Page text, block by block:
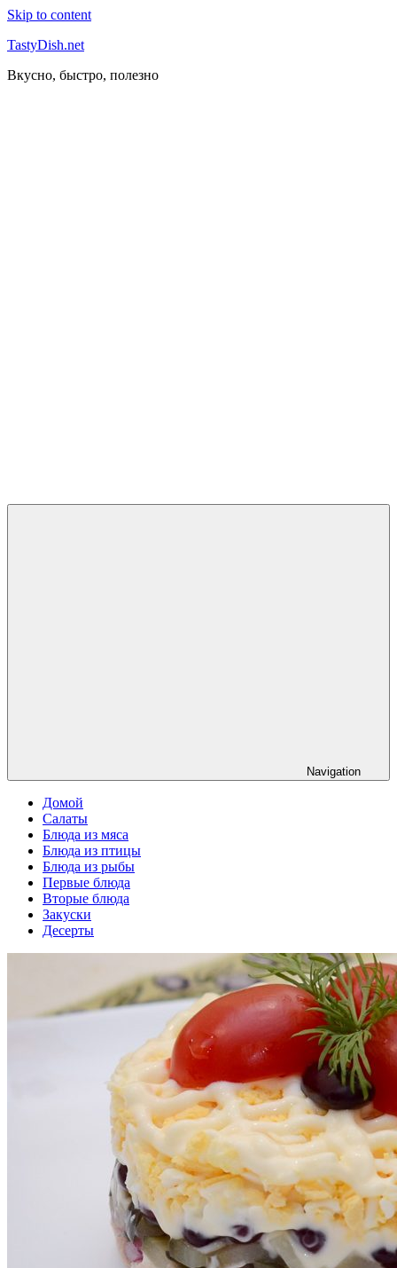
Skip to content
TastyDish.net
Вкусно, быстро, полезно
Navigation
Домой
Салаты
Блюда из мяса
Блюда из птицы
Блюда из рыбы
Первые блюда
Вторые блюда
Закуски
Десерты